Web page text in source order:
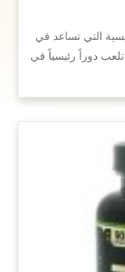
التي تساعد في
دوراً رئيسياً في